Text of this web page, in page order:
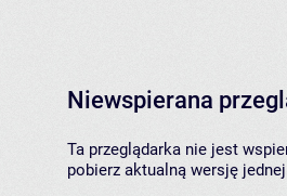
Niewspierana
Ta przeglądarka nie jest
pobierz aktualną wersję